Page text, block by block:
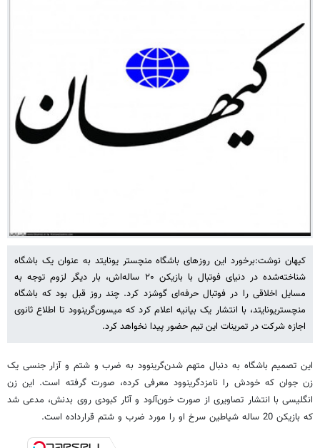
کیهان نوشت:برخورد این روزهای باشگاه منچستر یونایتد به عنوان یک باشگاه
شناخته‌شده در دنیای فوتبال با بازیکن ۲۰ ساله‌اش، بار دیگر لزوم توجه به
مسایل اخلاقی را در فوتبال حرفه‌ای گوشزد کرد. چند روز قبل بود که باشگاه
منچستریونایتد، با انتشار یک بیانیه اعلام کرد که میسون‌گرینوود تا اطلاع ثانوی
اجازه شرکت در تمرینات این تیم حضور پیدا نخواهد کرد.
این تصمیم باشگاه به دنبال متهم شدن‌گرینوود به ضرب و شتم و آزار جنسی یک
زن جوان که خودش را نامزدگرینوود معرفی کرده‌، صورت گرفته است. این زن
انگلیسی با انتشار تصاویری از صورت خون‌آلود و آثار کبودی روی بدنش، مدعی شد
که بازیکن 20 ساله شیاطین سرخ او را مورد ضرب و شتم قرارداده است.